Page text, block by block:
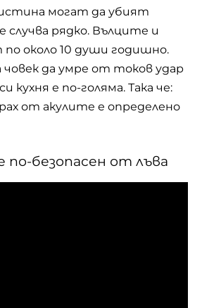
могат да убият
случва рядко. Вълците и
около 10 души годишно.
да умре от токов удар
кухня е по-голяма. Така че:
от акулите е определено
по-безопасен от лъва